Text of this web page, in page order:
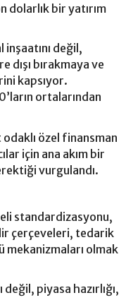
dolarlık bir yatırım
inşaatını değil,
dışı bırakmaya ve
kapsıyor.
ortalarından
özel finansman
için ana akım bir
vurgulandı.
standardizasyonu,
çerçeveleri, tedarik
mekanizmaları olmak
değil, piyasa hazırlığı,